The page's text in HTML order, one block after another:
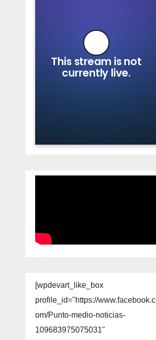
[wpdevart_like_box
profile_id="https://www.facebook.c
om/Punto-medio-noticias-
109683975075031"